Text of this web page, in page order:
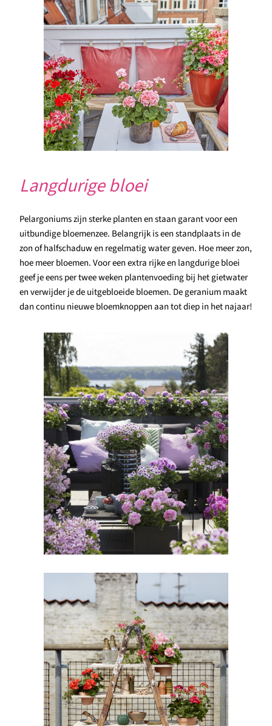
Langdurige bloei
Pelargoniums zijn sterke planten en staan garant voor een
uitbundige bloemenzee. Belangrijk is een standplaats in de
zon of halfschaduw en regelmatig water geven. Hoe meer zon,
hoe meer bloemen. Voor een extra rijke en langdurige bloei
geef je eens per twee weken plantenvoeding bij het gietwater
en verwijder je de uitgebloeide bloemen. De geranium maakt
dan continu nieuwe bloemknoppen aan tot diep in het najaar!